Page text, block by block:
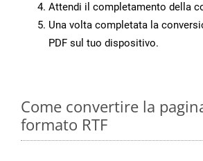
Attendi il completamento della
Una volta completata la
PDF sul tuo dispositivo.
Come convertire la
formato RTF